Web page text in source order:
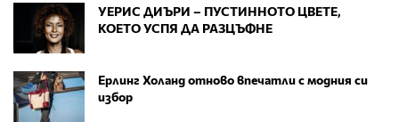
УЕРИС ДИЪРИ – ПУСТИННОТО ЦВЕТЕ,
КОЕТО УСПЯ ДА РАЗЦЪФНЕ
Ерлинг Холанд отново впечатли с модния си
избор